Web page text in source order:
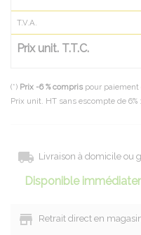
T.V.A.
Prix unit. T.T.C.
(*) Prix -6 % compris pour
Prix unit. HT sans escompte de 6% :
Livraison à domicile ou
Disponible
Retrait direct en